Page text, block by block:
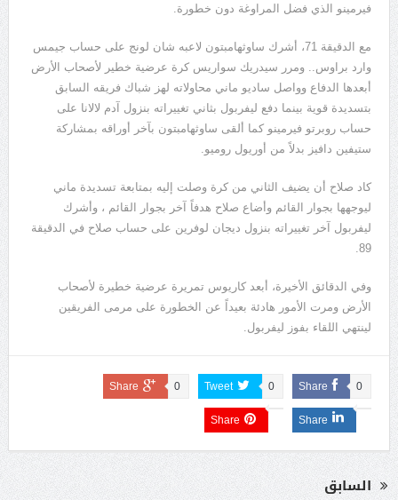
فيرمينو الذي فضل المراوغة دون خطورة.
مع الدقيقة 71، أشرك ساوثهامبتون لاعبه شان لونج على حساب جيمس
وارد براوس.. ومرر سيدريك سواريس كرة عرضية خطير لأصحاب الأرض
أبعدها الدفاع وواصل ساديو ماني محاولاته لهز شباك فريقه السابق
بتسديدة قوية بينما دفع ليفربول بثاني تغييراته بنزول آدم لالانا على
حساب روبرتو فيرمينو كما ألقى ساوثهامبتون بآخر أوراقه بمشاركة
ستيفين دافيز بدلاً من أوريول روميو.
كاد صلاح أن يضيف الثاني من كرة وصلت إليه بمتابعة تسديدة ماني
ليوجهها بجوار القائم وأضاع صلاح هدفاً آخر بجوار القائم ، وأشرك
ليفربول آخر تغييراته بنزول ديجان لوفرين على حساب صلاح في الدقيقة
89.
وفي الدقائق الأخيرة، أبعد كاريوس تمريرة عرضية خطيرة لأصحاب
الأرض ومرت الأمور هادئة بعيداً عن الخطورة على مرمى الفريقين
لينتهي اللقاء بفوز ليفربول.
Share 0
Tweet 0
Share 0
Share
Share
السابق